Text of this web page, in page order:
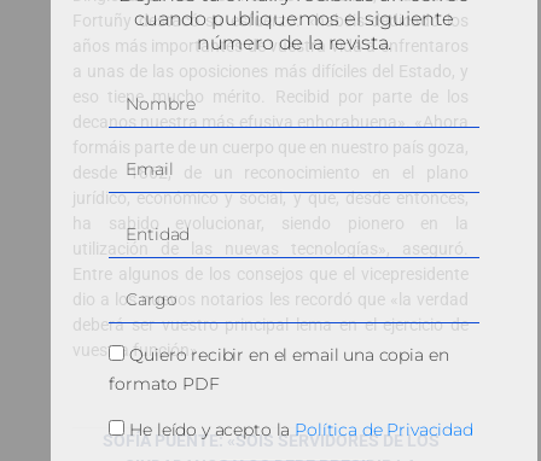
Fortuñy destacó su esfuerzo: «habéis dedicado los
años más importantes de vuestra vida a enfrentaros
a unas de las oposiciones más difíciles del Estado, y
eso tiene mucho mérito. Recibid por parte de los
decanos nuestra más efusiva enhorabuena». «Ahora
formáis parte de un cuerpo que en nuestro país goza,
desde 1862, de un reconocimiento en el plano
jurídico, económico y social, y que, desde entonces,
ha sabido evolucionar, siendo pionero en la
utilización de las nuevas tecnologías», aseguró.
Entre algunos de los consejos que el vicepresidente
dio a los nuevos notarios les recordó que «la verdad
deberá ser vuestro principal lema en el ejercicio de
vuestra función».
SOFÍA PUENTE: «SOIS SERVIDORES DE LOS
cuando publiquemos el siguiente
número de la revista.
Quiero recibir en el email una copia en
formato PDF
He leído y acepto laPolítica de Privacidad